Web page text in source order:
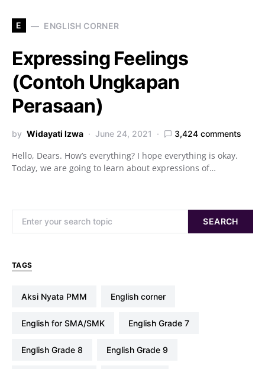
E ENGLISH CORNER
Expressing Feelings
(Contoh Ungkapan
Perasaan)
by Widayati Izwa June 24, 2021 3,424 comments
Hello, Dears. How’s everything? I hope everything is okay.
Today, we are going to learn about expressions of…
SEARCH
TAGS
Aksi Nyata PMM english corner
English for SMA/SMK English Grade 7
English Grade 8 English Grade 9